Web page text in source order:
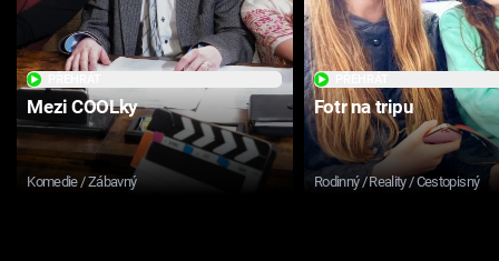
Mezi COOLky
Komedie / Zábavný
Fotr na tripu
Rodinný / Reality / Cestopisný